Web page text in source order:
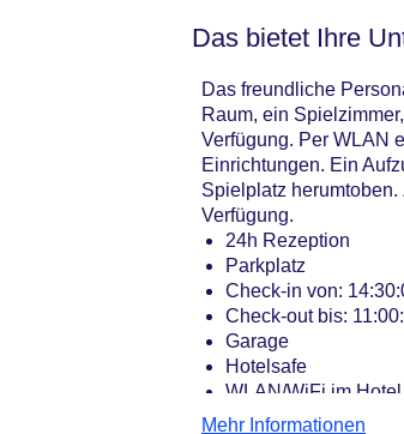
Das bietet Ihre
Das freundliche
Raum, ein
Verfügung. Per WLAN
Einrichtungen. Ein
Spielplatz
Verfügung.
24h Rezeption
Parkplatz
Check-in von:
Check-out bis:
Garage
Hotelsafe
WLAN/WiFi im Hotel
Lift
Mehr Informationen